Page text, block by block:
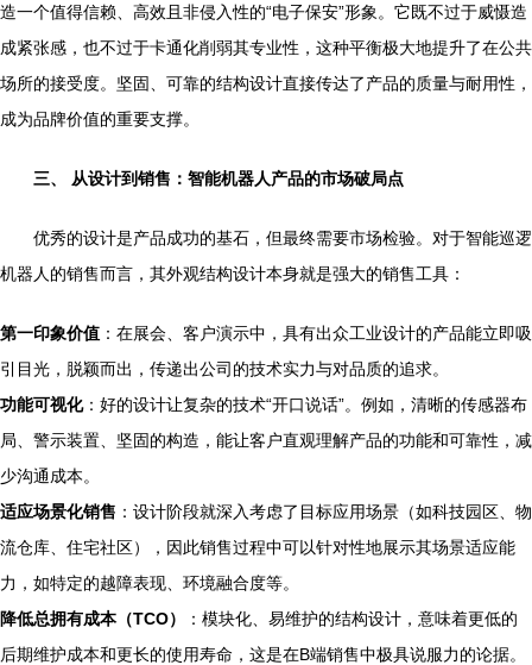
造一个值得信赖、高效且非侵入性的“电子保安”形象。它既不过于威慑造
成紧张感，也不过于卡通化削弱其专业性，这种平衡极大地提升了在公共
场所的接受度。坚固、可靠的结构设计直接传达了产品的质量与耐用性，
成为品牌价值的重要支撑。
三、 从设计到销售：智能机器人产品的市场破局点
优秀的设计是产品成功的基石，但最终需要市场检验。对于智能巡逻
机器人的销售而言，其外观结构设计本身就是强大的销售工具：
第一印象价值 ：在展会、客户演示中，具有出众工业设计的产品能立即吸
引目光，脱颖而出，传递出公司的技术实力与对品质的追求。
功能可视化：好的设计让复杂的技术“开口说话”。例如，清晰的传感器布
局、警示装置、坚固的构造，能让客户直观理解产品的功能和可靠性，减
少沟通成本。
适应场景化销售 ：设计阶段就深入考虑了目标应用场景（如科技园区、物
流仓库、住宅社区），因此销售过程中可以针对性地展示其场景适应能
力，如特定的越障表现、环境融合度等。
降低总拥有成本（TCO）
：模块化、易维护的结构设计，意味着更低的
后期维护成本和更长的使用寿命，这是在B端销售中极具说服力的论据。